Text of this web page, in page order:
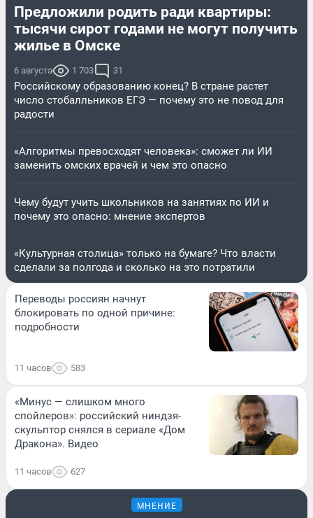
Предложили родить ради квартиры:
тысячи сирот годами не могут получить
жилье в Омске
6 августа 1 703 31
Российскому образованию конец? В стране растет
число стобалльников ЕГЭ — почему это не повод для
радости
«Алгоритмы превосходят человека»: сможет ли ИИ
заменить омских врачей и чем это опасно
Чему будут учить школьников на занятиях по ИИ и
почему это опасно: мнение экспертов
«Культурная столица» только на бумаге? Что власти
сделали за полгода и сколько на это потратили
Переводы россиян начнут
блокировать по одной причине:
подробности
11 часов 583
«Минус — слишком много
спойлеров»: российский ниндзя-
скульптор снялся в сериале «Дом
Дракона». Видео
11 часов 627
МНЕНИЕ